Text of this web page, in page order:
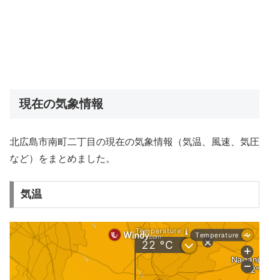
現在の気象情報
北広島市南町二丁目の現在の気象情報（気温、風速、気圧
など）をまとめました。
気温